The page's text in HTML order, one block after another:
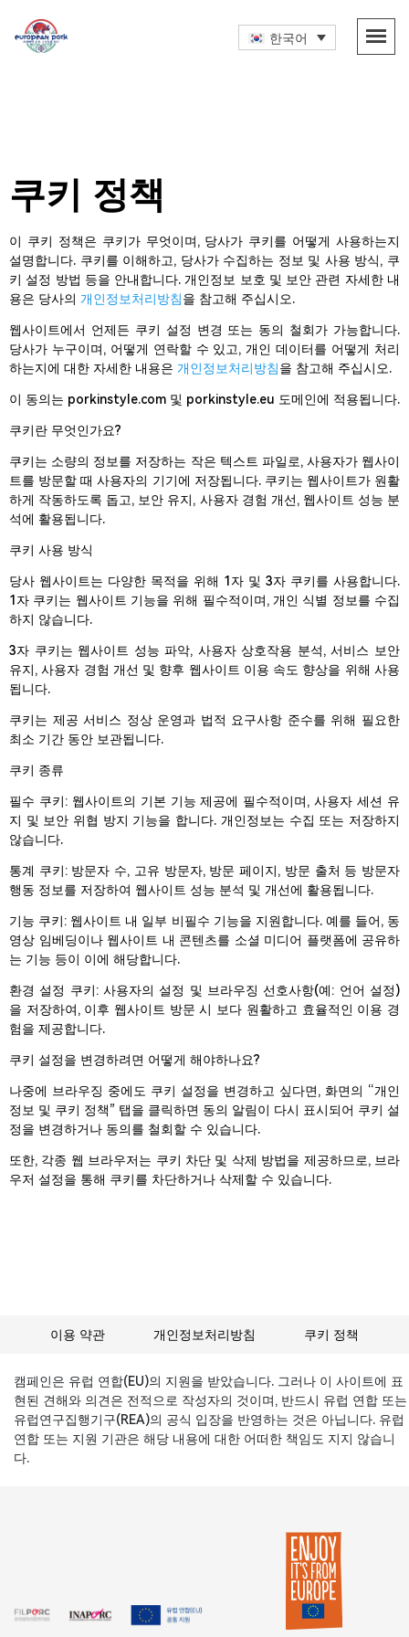
한국어
쿠키 정책
이 쿠키 정책은 쿠키가 무엇이며, 당사가 쿠키를 어떻게 사용하는지
설명합니다. 쿠키를 이해하고, 당사가 수집하는 정보 및 사용 방식, 쿠
키 설정 방법 등을 안내합니다. 개인정보 보호 및 보안 관련 자세한 내
용은 당사의 개인정보처리방침을 참고해 주십시오.
웹사이트에서 언제든 쿠키 설정 변경 또는 동의 철회가 가능합니다.
당사가 누구이며, 어떻게 연락할 수 있고, 개인 데이터를 어떻게 처리
하는지에 대한 자세한 내용은 개인정보처리방침을 참고해 주십시오.
이 동의는 porkinstyle.com 및 porkinstyle.eu 도메인에 적용됩니다.
쿠키란 무엇인가요?
쿠키는 소량의 정보를 저장하는 작은 텍스트 파일로, 사용자가 웹사이
트를 방문할 때 사용자의 기기에 저장됩니다. 쿠키는 웹사이트가 원활
하게 작동하도록 돕고, 보안 유지, 사용자 경험 개선, 웹사이트 성능 분
석에 활용됩니다.
쿠키 사용 방식
당사 웹사이트는 다양한 목적을 위해 1자 및 3자 쿠키를 사용합니다.
1자 쿠키는 웹사이트 기능을 위해 필수적이며, 개인 식별 정보를 수집
하지 않습니다.
3자 쿠키는 웹사이트 성능 파악, 사용자 상호작용 분석, 서비스 보안
유지, 사용자 경험 개선 및 향후 웹사이트 이용 속도 향상을 위해 사용
됩니다.
쿠키는 제공 서비스 정상 운영과 법적 요구사항 준수를 위해 필요한
최소 기간 동안 보관됩니다.
쿠키 종류
필수 쿠키: 웹사이트의 기본 기능 제공에 필수적이며, 사용자 세션 유
지 및 보안 위협 방지 기능을 합니다. 개인정보는 수집 또는 저장하지
않습니다.
통계 쿠키: 방문자 수, 고유 방문자, 방문 페이지, 방문 출처 등 방문자
행동 정보를 저장하여 웹사이트 성능 분석 및 개선에 활용됩니다.
기능 쿠키: 웹사이트 내 일부 비필수 기능을 지원합니다. 예를 들어, 동
영상 임베딩이나 웹사이트 내 콘텐츠를 소셜 미디어 플랫폼에 공유하
는 기능 등이 이에 해당합니다.
환경 설정 쿠키: 사용자의 설정 및 브라우징 선호사항(예: 언어 설정)
을 저장하여, 이후 웹사이트 방문 시 보다 원활하고 효율적인 이용 경
험을 제공합니다.
쿠키 설정을 변경하려면 어떻게 해야하나요?
나중에 브라우징 중에도 쿠키 설정을 변경하고 싶다면, 화면의 “개인
정보 및 쿠키 정책” 탭을 클릭하면 동의 알림이 다시 표시되어 쿠키 설
정을 변경하거나 동의를 철회할 수 있습니다.
또한, 각종 웹 브라우저는 쿠키 차단 및 삭제 방법을 제공하므로, 브라
우저 설정을 통해 쿠키를 차단하거나 삭제할 수 있습니다.
이용 약관 개인정보처리방침 쿠키 정책
캠페인은 유럽 연합(EU)의 지원을 받았습니다. 그러나 이 사이트에 표
현된 견해와 의견은 전적으로 작성자의 것이며, 반드시 유럽 연합 또는
유럽연구집행기구(REA)의 공식 입장을 반영하는 것은 아닙니다. 유럽
연합 또는 지원 기관은 해당 내용에 대한 어떠한 책임도 지지 않습니
다.